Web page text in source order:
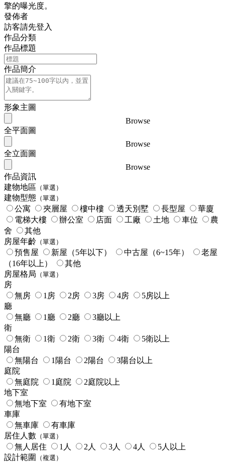
擎的曝光度。
發佈者
訪客請先登入
作品分類
作品標題
作品簡介
形象主圖
Browse
全平面圖
Browse
全立面圖
Browse
作品資訊
建物地區 （單選）
建物型態 （單選）
公寓 夾層屋 樓中樓 透天別墅 長型屋
華廈
電梯大樓
辦公室 店面 工廠 土地 車位
農
舍
其他
房屋年齡 （單選）
預售屋 新屋（5年以下） 中古屋（6~15年）
老屋
（16年以上）
其他
房屋格局 （單選）
房
無房
1房 2房 3房 4房
5房以上
廳
無廳
1廳 2廳
3廳以上
衛
無衛
1衛 2衛 3衛 4衛
5衛以上
陽台
無陽台
1陽台 2陽台
3陽台以上
庭院
無庭院
1庭院
2庭院以上
地下室
無地下室
有地下室
車庫
無車庫
有車庫
居住人數 （單選）
無人居住 1人 2人 3人 4人
5人以上
設計範圍
（複選）